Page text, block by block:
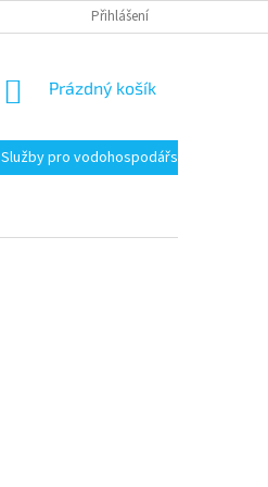
Přihlášení
NÁKUPNÍ
Prázdný košík
Služby pro vodohospodářství